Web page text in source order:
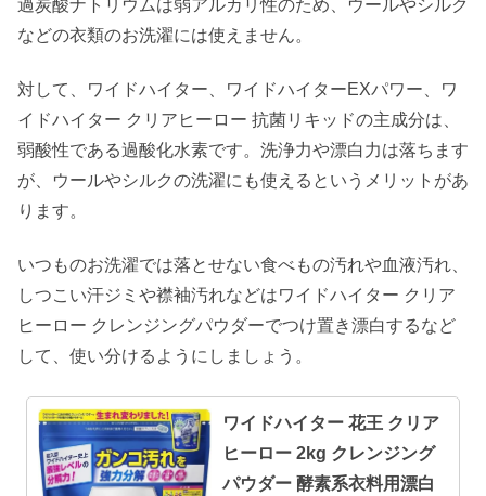
過炭酸ナトリウムは弱アルカリ性のため、ウールやシルク
などの衣類のお洗濯には使えません。
対して、ワイドハイター、ワイドハイターEXパワー、ワ
イドハイター クリアヒーロー 抗菌リキッドの主成分は、
弱酸性である過酸化水素です。洗浄力や漂白力は落ちます
が、ウールやシルクの洗濯にも使えるというメリットがあ
ります。
いつものお洗濯では落とせない食べもの汚れや血液汚れ、
しつこい汗ジミや襟袖汚れなどはワイドハイター クリア
ヒーロー クレンジングパウダーでつけ置き漂白するなど
して、使い分けるようにしましょう。
ワイドハイター 花王 クリア
ヒーロー 2kg クレンジング
パウダー 酵素系衣料用漂白